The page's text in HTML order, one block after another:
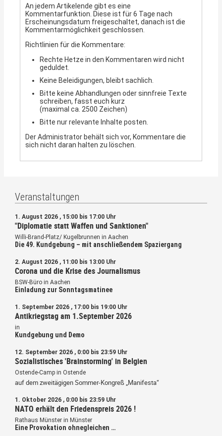
An jedem Artikelende gibt es eine
Kommentarfunktion. Diese ist für 6 Tage nach
Erscheinungsdatum freigeschaltet, danach ist die
Kommentarmöglichkeit geschlossen.
Richtlinien für die Kommentare:
Rechte Hetze in den Kommentaren wird nicht
geduldet.
Keine Beleidigungen, bleibt sachlich.
Bitte keine Abhandlungen oder sinnfreie Texte
schreiben, fasst euch kurz
(maximal ca. 2500 Zeichen)
Bitte nur relevante Inhalte posten.
Der Administrator behält sich vor, Kommentare die
sich nicht daran halten zu löschen.
Veranstaltungen
1. August 2026 , 15:00 bis 17:00 Uhr
"Diplomatie statt Waffen und Sanktionen"
Willi-Brand-Platz/ Kugelbrunnen in Aachen
Die 49. Kundgebung – mit anschließendem Spaziergang
2. August 2026 , 11:00 bis 13:00 Uhr
Corona und die Krise des Journalismus
BSW-Büro in Aachen
Einladung zur Sonntagsmatinee
1. September 2026 , 17:00 bis 19:00 Uhr
Antikriegstag am 1.September 2026
in
Kundgebung und Demo
12. September 2026 , 0:00 bis 23:59 Uhr
Sozialistisches 'Brainstorming' in Belgien
Ostende-Camp in Ostende
auf dem zweitägigen Sommer-Kongreß „Manifesta“
1. Oktober 2026 , 0:00 bis 23:59 Uhr
NATO erhält den Friedenspreis 2026 !
Rathaus Münster in Münster
Eine Provokation ohnegleichen …